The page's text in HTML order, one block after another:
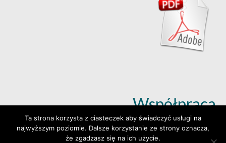
Współpraca
Dowiedz się więcej (klik)
Ta strona korzysta z ciasteczek aby świadczyć usługi na
najwyższym poziomie. Dalsze korzystanie ze strony oznacza,
że zgadzasz się na ich użycie.